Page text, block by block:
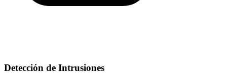
Detección de Intrusiones